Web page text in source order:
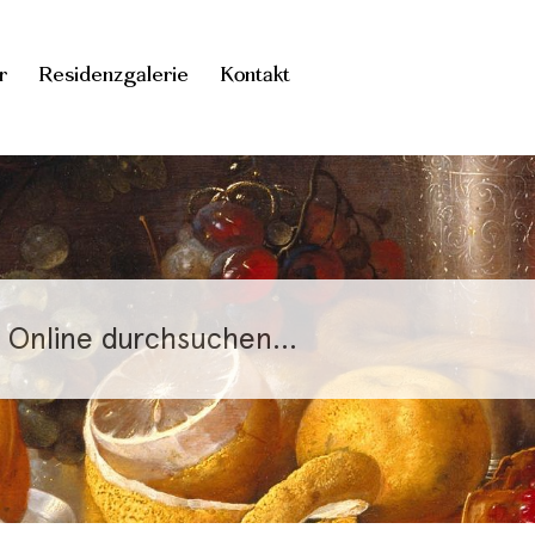
Residenzgalerie Kontakt